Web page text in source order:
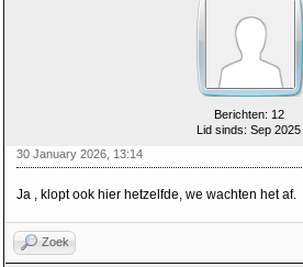
Berichten: 12
Lid sinds: Sep 2025
30 January 2026, 13:14
Ja , klopt ook hier hetzelfde, we wachten het af.
Zoek